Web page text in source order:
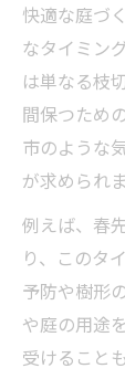
快適な庭づ
なタイミン
は単なる枝
間保つため
市のような
が求められま
例えば、春
り、このタ
予防や樹形
や庭の用途
受けること